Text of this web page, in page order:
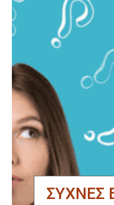
ΣΥΧΝΕΣ